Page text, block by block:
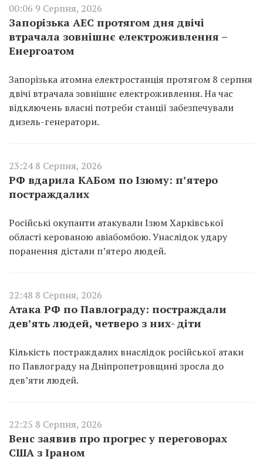
00:06 9 Серпня, 2026
Запорізька АЕС протягом дня двічі
втрачала зовнішнє електроживлення –
Енергоатом
Запорізька атомна електростанція протягом 8 серпня
двічі втрачала зовнішнє електроживлення. На час
відключень власні потреби станції забезпечували
дизель-генератори.
23:24 8 Серпня, 2026
РФ вдарила КАБом по Ізюму: п’ятеро
постраждалих
Російські окупанти атакували Ізюм Харківської
області керованою авіабомбою. Унаслідок удару
поранення дістали п’ятеро людей.
22:48 8 Серпня, 2026
Атака РФ по Павлограду: постраждали
дев’ять людей, четверо з них- діти
Кількість постраждалих внаслідок російської атаки
по Павлограду на Дніпропетровщині зросла до
дев’яти людей.
22:25 8 Серпня, 2026
Венс заявив про прогрес у переговорах
США з Іраном